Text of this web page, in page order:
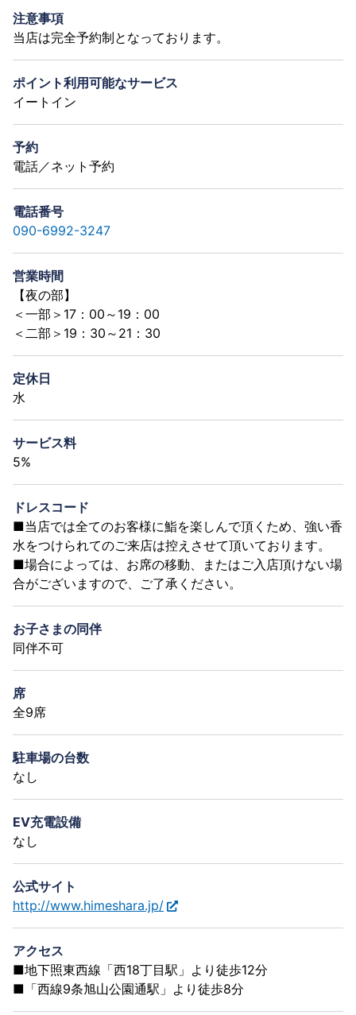
注意事項
当店は完全予約制となっております。
ポイント利用可能なサービス
イートイン
予約
電話／ネット予約
電話番号
090-6992-3247
営業時間
【夜の部】
＜一部＞17：00～19：00
＜二部＞19：30～21：30
定休日
水
サービス料
5%
ドレスコード
■当店では全てのお客様に鮨を楽しんで頂くため、強い香
水をつけられてのご来店は控えさせて頂いております。
■場合によっては、お席の移動、またはご入店頂けない場
合がございますので、ご了承ください。
お子さまの同伴
同伴不可
席
全9席
駐車場の台数
なし
EV充電設備
なし
公式サイト
http://www.himeshara.jp/
アクセス
■地下照東西線「西18丁目駅」より徒歩12分
■「西線9条旭山公園通駅」より徒歩8分